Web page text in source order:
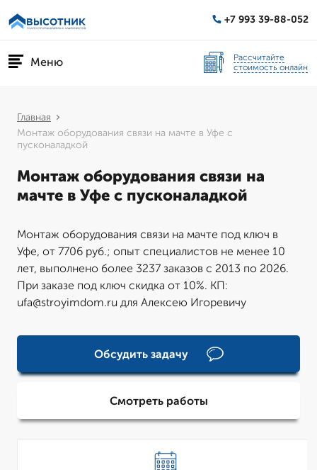
+7 993 39-88-052
Меню
Рассчитайте
стоимость онлайн
Главная
Монтаж оборудования связи на мачте в Уфе с
пусконаладкой
Монтаж оборудования связи на
мачте в Уфе с пусконаладкой
Монтаж оборудования связи на мачте под ключ в
Уфе, от 7706 руб.; опыт специалистов не менее 10
лет, выполнено более 3237 заказов с 2013 по 2026.
При заказе под ключ скидка от 10%. КП:
ufa@stroyimdom.ru для Алексею Игоревичу
Обсудить задачу
Смотреть работы